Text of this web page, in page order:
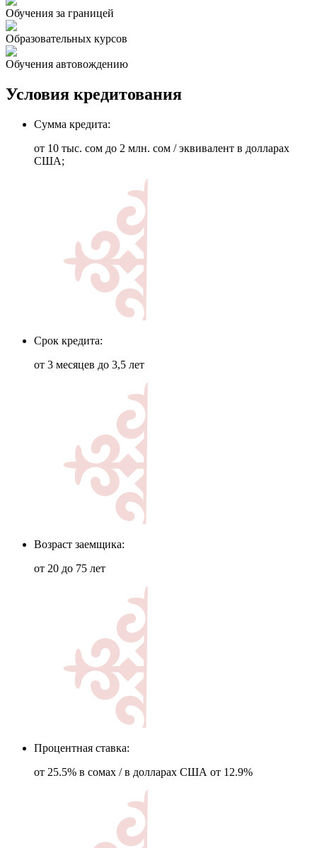
Обучения за границей
Образовательных курсов
Обучения автовождению
Условия кредитования
Сумма кредита:
от 10 тыс. сом до 2 млн. сом / эквивалент в долларах
США;
Срок кредита:
от 3 месяцев до 3,5 лет
Возраст заемщика:
от 20 до 75 лет
Процентная ставка:
от 25.5% в сомах / в долларах США от 12.9%